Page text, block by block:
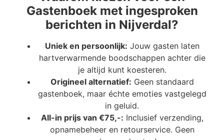
Gastenboek met ingesproken
berichten in Nijverdal?
Uniek en persoonlijk: Jouw gasten laten
hartverwarmende boodschappen achter die
je altijd kunt koesteren.
Origineel alternatief: Geen standaard
gastenboek, maar échte emoties vastgelegd
in geluid.
All-in prijs van €75,-: Inclusief verzending,
opnamebeheer en retourservice. Geen